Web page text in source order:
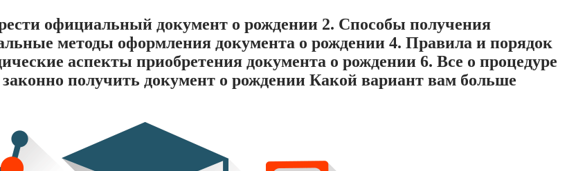
официальный документ о рождении 2. Способы получения
методы оформления документа о рождении 4. Правила и порядок
аспекты приобретения документа о рождении 6. Все о процедуре
получить документ о рождении Какой вариант вам больше